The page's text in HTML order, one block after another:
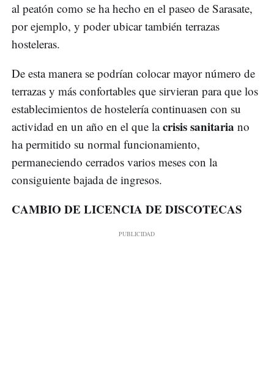
al peatón como se ha hecho en el paseo de Sarasate,
por ejemplo, y poder ubicar también terrazas
hosteleras.
De esta manera se podrían colocar mayor número de
terrazas y más confortables que sirvieran para que los
establecimientos de hostelería continuasen con su
actividad en un año en el que lacrisis sanitaria no
ha permitido su normal funcionamiento,
permaneciendo cerrados varios meses con la
consiguiente bajada de ingresos.
CAMBIO DE LICENCIA DE DISCOTECAS